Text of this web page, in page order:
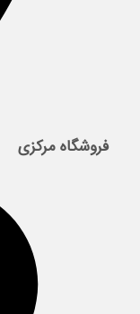
فروشگاه مرکزی